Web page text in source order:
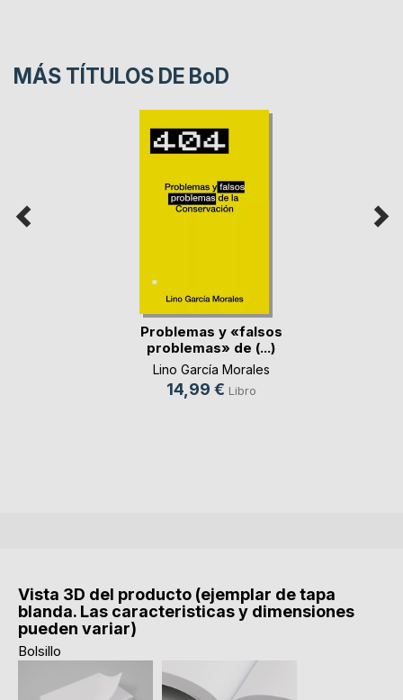
MÁS TÍTULOS DE BoD
Problemas y «falsos
problemas» de (...)
Lino García Morales
14,99 € Libro
Vista 3D del producto (ejemplar de tapa
blanda. Las caracteristicas y dimensiones
pueden variar)
Bolsillo